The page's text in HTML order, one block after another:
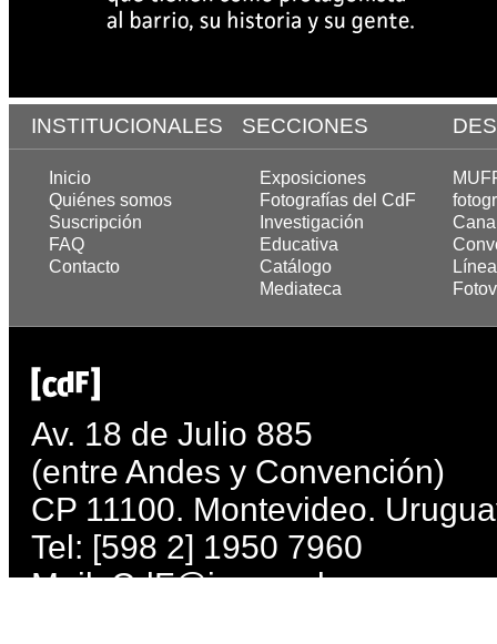
INSTITUCIONALES SECCIONES
Inicio
Quiénes somos
Suscripción
FAQ
Contacto
Exposiciones
Fotografías del CdF
Investigación
Educativa
Catálogo
Mediateca
Av. 18 de Julio 885
(entre Andes y Convención)
CP 11100. Montevideo.
Tel: [598 2] 1950 7960
Mail:CdF@imm.gub.uy